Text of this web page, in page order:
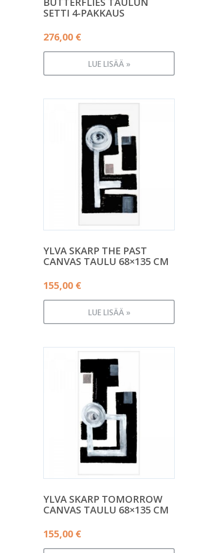
SETTI 4-PAKKAUS
276,00 €
LUE LISÄÄ »
YLVA SKARP THE PAST
CANVAS TAULU 68×135 CM
155,00 €
LUE LISÄÄ »
YLVA SKARP TOMORROW
CANVAS TAULU 68×135 CM
155,00 €